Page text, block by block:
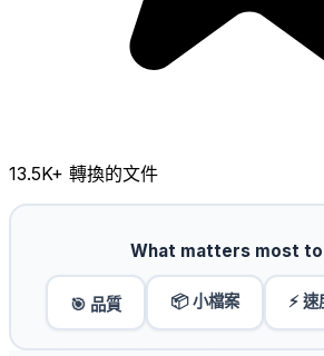
13.5K+ 轉換的文件
What matters most
🎯 品質 📦 小檔案 ⚡ 速